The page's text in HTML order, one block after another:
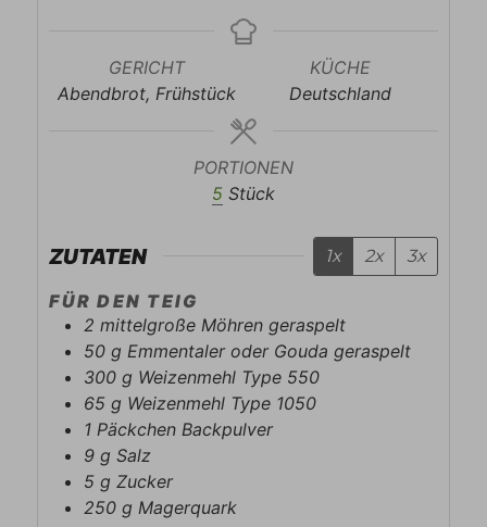
GERICHT
Abendbrot, Frühstück
KÜCHE
Deutschland
PORTIONEN
5 Stück
ZUTATEN 1x 2x 3x
FÜR DEN TEIG
2 mittelgroße Möhren geraspelt
50 g Emmentaler oder Gouda geraspelt
300 g Weizenmehl Type 550
65 g Weizenmehl Type 1050
1 Päckchen Backpulver
9 g Salz
5 g Zucker
250 g Magerquark